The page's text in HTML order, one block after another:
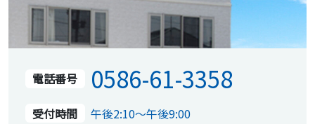
電話番号 0586-61-3358
受付時間
午後2:10～午後9:00